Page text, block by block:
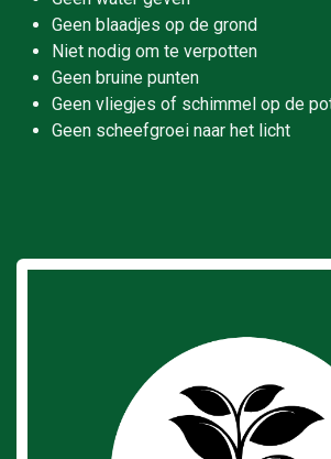
Geen blaadjes op de grond
Niet nodig om te verpotten
Geen bruine punten
Geen vliegjes of schimmel op de
Geen scheefgroei naar het licht